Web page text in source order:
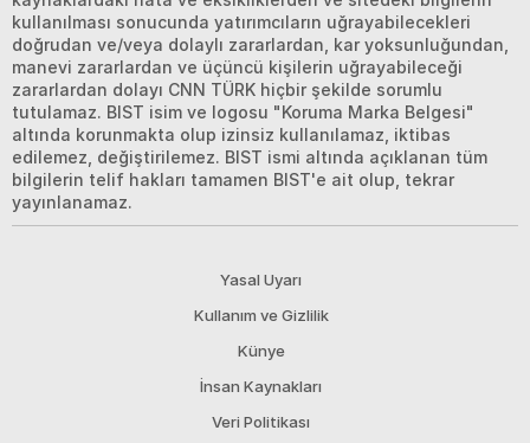
kullanılması sonucunda yatırımcıların uğrayabilecekleri
doğrudan ve/veya dolaylı zararlardan, kar yoksunluğundan,
manevi zararlardan ve üçüncü kişilerin uğrayabileceği
zararlardan dolayı CNN TÜRK hiçbir şekilde sorumlu
tutulamaz. BIST isim ve logosu "Koruma Marka Belgesi"
altında korunmakta olup izinsiz kullanılamaz, iktibas
edilemez, değiştirilemez. BIST ismi altında açıklanan tüm
bilgilerin telif hakları tamamen BIST'e ait olup, tekrar
yayınlanamaz.
Yasal Uyarı
Kullanım ve Gizlilik
Künye
İnsan Kaynakları
Veri Politikası